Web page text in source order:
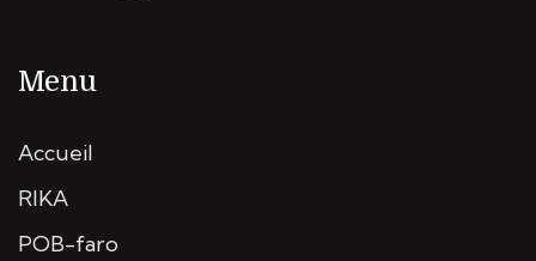
Menu
Accueil
RIKA
POB-faro